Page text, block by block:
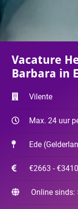
Vacature
Barbara in
Vilente
Max. 24 uur
Ede (
€2663 - €3410
Online sinds: